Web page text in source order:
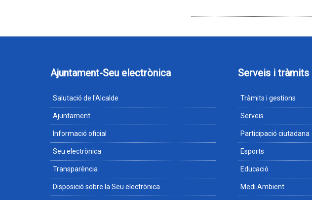
Ajuntament-Seu electrònica
Salutació de l'Alcalde
Ajuntament
Informació oficial
Seu electrònica
Transparència
Disposició sobre la Seu electrònica
Serveis i tràmits
Tràmits i gestions
Serveis
Participació ciutadana
Esports
Educació
Medi Ambient